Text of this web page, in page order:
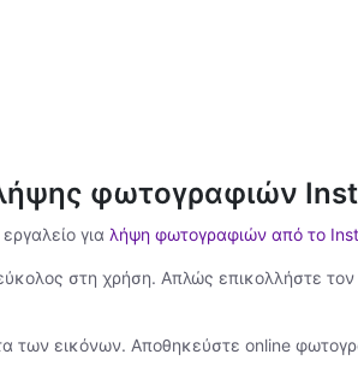
φωτογραφιών
για λήψη φωτογραφιών από το
στη χρήση. Απλώς επικολλήστε
των εικόνων. Αποθηκεύστε online